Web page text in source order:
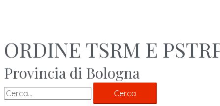
ORDINE TSRM E
Provincia di Bologna
Cerca